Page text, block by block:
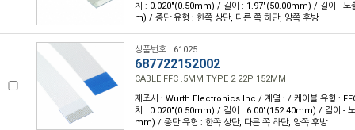
치 : 0.020"(0.50mm) / 길이 : 1.97"(50.00mm) / 길이 - 노
m) / 종단 유형 : 한쪽 상단, 다른 쪽 하단, 양쪽 후방
상품번호 : 61025
687722152002
CABLE FFC .5MM TYPE 2 22P 152MM
제조사 : Wurth Electronics Inc / 계열 : / 케이블 유형 :
치 : 0.020"(0.50mm) / 길이 : 6.00"(152.40mm) / 길이 -
mm) / 종단 유형 : 한쪽 상단, 다른 쪽 하단, 양쪽 후방